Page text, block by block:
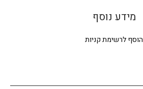
מידע נוסף
הוסף לרשימת קניות